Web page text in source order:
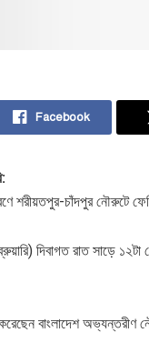
Facebook
শরীয়তপুর-চাঁদপুর নৌরুটে
দিবাগত রাত সাড়ে
করেছেন বাংলাদেশ